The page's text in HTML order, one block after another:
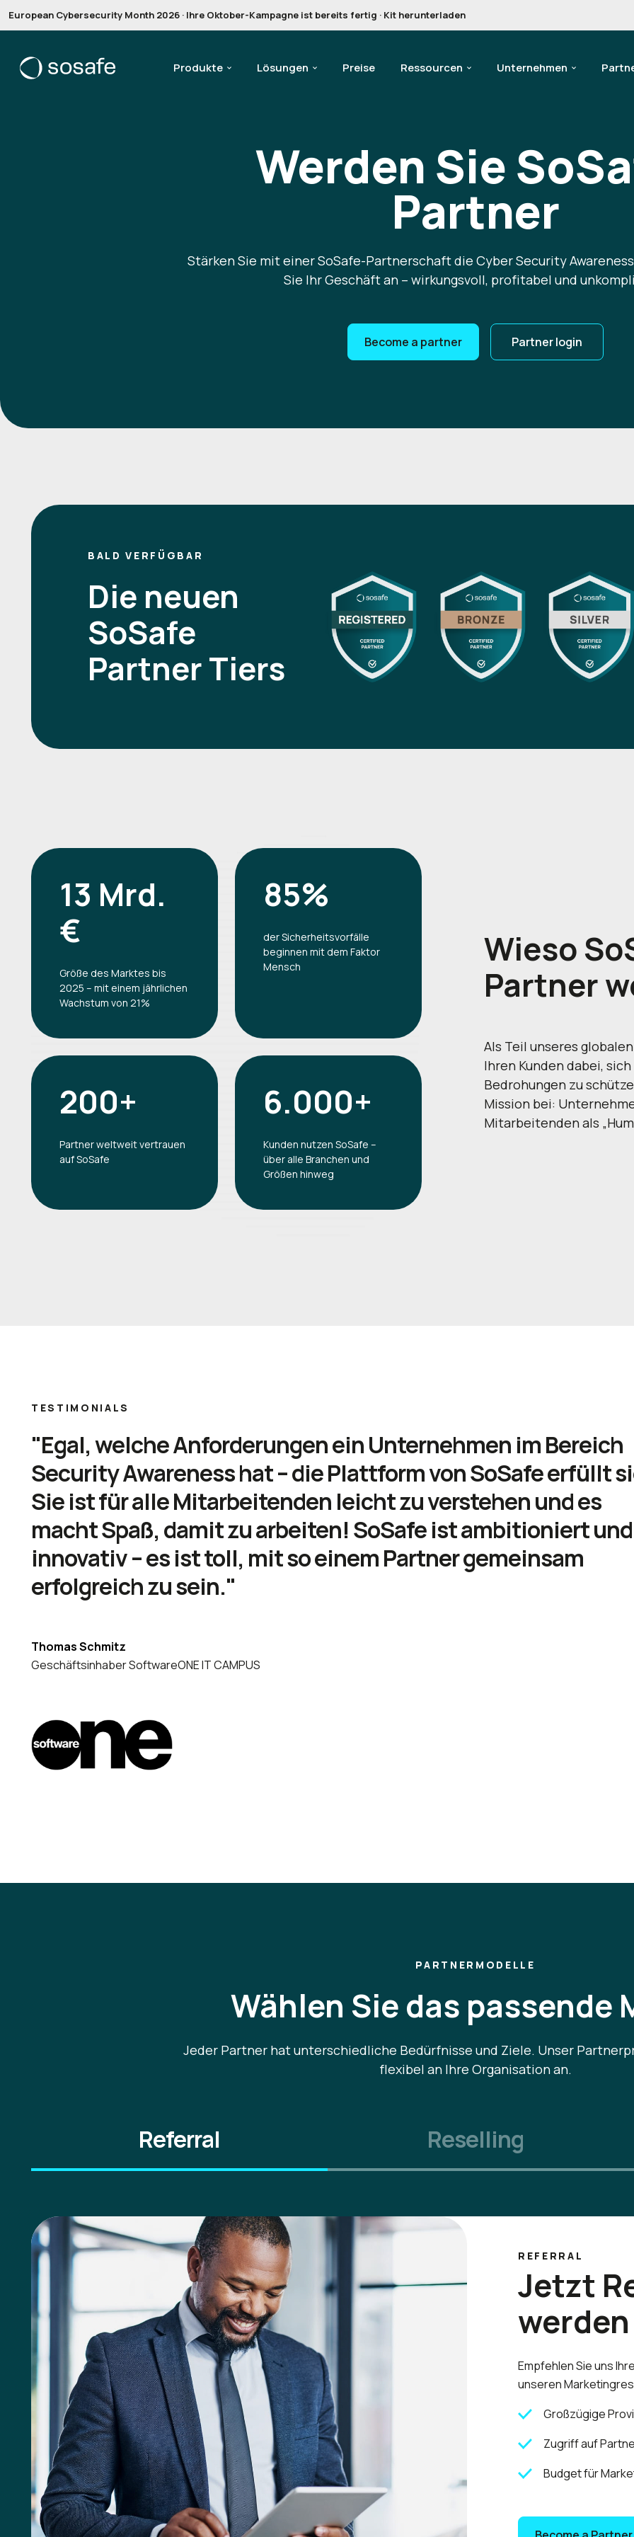
European Cybersecurity Month 2026 · Ihre Oktober-Kampagne ist bereits fertig · Kit herunterladen
Produkte Lösungen Preise Ressourcen Unternehmen
Werden Sie
Partner
Stärken Sie mit einer SoSafe-Partnerschaft die Cyber Security
Sie Ihr Geschäft an – wirkungsvoll, profitabel und
Become a partner Partner login
BALD VERFÜGBAR
Die neuen
SoSafe
Partner Tiers
13 Mrd.
€
Größe des Marktes bis
2025 – mit einem jährlichen
Wachstum von 21%
85%
der Sicherheitsvorfälle
beginnen mit dem Faktor
Mensch
200+
Partner weltweit vertrauen
auf SoSafe
6.000+
Kunden nutzen SoSafe –
über alle Branchen und
Größen hinweg
Wieso
Partner
Als Teil unseres
Ihren Kunden dabei,
Bedrohungen zu
Mission bei:
Mitarbeitenden als
TESTIMONIALS
"Egal, welche Anforderungen ein Unternehmen im Bereich
Security Awareness hat – die Plattform von SoSafe erfüllt
Sie ist für alle Mitarbeitenden leicht zu verstehen und es
macht Spaß, damit zu arbeiten! SoSafe ist ambitioniert und
innovativ – es ist toll, mit so einem Partner gemeinsam
erfolgreich zu sein."
Thomas Schmitz
Geschäftsinhaber SoftwareONE IT CAMPUS
gerade zu Anfang an die Hand genommen, um das Produkt
"Cyber Security Awareness ist ein absolutes Muss! Die
Kerim Galal
CEO Dekra Digital
PARTNERMODELLE
Wählen Sie das passende
Jeder Partner hat unterschiedliche Bedürfnisse und Ziele. Unser
flexibel an Ihre Organisation an.
Referral Reselling
REFERRAL
Jetzt
werden
Empfehlen Sie uns
unseren
Großzügige
Zugriff auf
Budget für